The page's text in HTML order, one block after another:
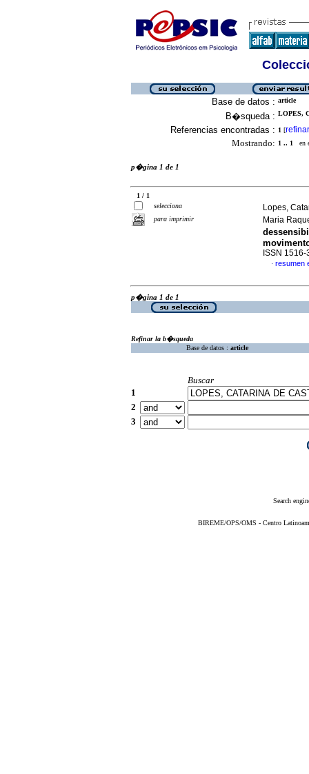
Base de datos : article
B�squeda : LOPES,
Referencias encontradas : 1 [refinar
Mostrando: 1 .. 1 en
p�gina 1 de 1
1 / 1
selecciona
para imprimir
Lopes,
Maria
ISSN 1516-
· resumen
p�gina 1 de 1
Refinar la b�squeda
Base de datos : article
Buscar
1
2
3
Search
BIREME/OPS/OMS - Centro